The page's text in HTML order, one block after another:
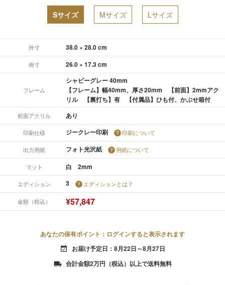
Sサイズ Mサイズ Lサイズ
外寸 38.0 × 28.0 cm
画寸 26.0 × 17.3 cm
フレーム
シャビーグレー 40mm
【フレーム】幅40mm、厚さ20mm 【前面】2mmアク
リル 【裏打ち】有 【付属品】ひも付、かぶせ箱付
前面アクリル あり
印刷仕様 ジークレー印刷 印刷について
出力用紙 フォト光沢紙 用紙について
マット 白 2mm
エディション 3 エディションとは？
金額（税込） ¥57,847
あなたの保有ポイント：ログインすると表示されます
event_available お届け予定日：8月22日～8月27日
local_shipping 合計金額2万円（税込）以上で送料無料